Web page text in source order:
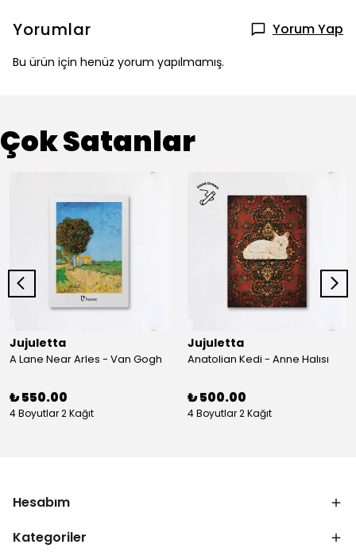
Yorumlar Yorum Yap
Bu ürün için henüz yorum yapılmamış.
Çok Satanlar
Jujuletta
A Lane Near Arles - Van Gogh
₺ 550.00
4 Boyutlar 2 Kağıt
Jujuletta
Anatolian Kedi - Anne Halısı
₺ 500.00
4 Boyutlar 2 Kağıt
Hesabım
Kategoriler